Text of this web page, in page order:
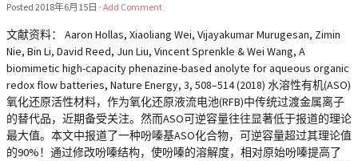
Posted 2018年6月15日 · Add Comment
文献资料： Aaron Hollas, Xiaoliang Wei, Vijayakumar Murugesan, Zimin
Nie, Bin Li, David Reed, Jun Liu, Vincent Sprenkle & Wei Wang, A
biomimetic high-capacity phenazine-based anolyte for aqueous organic
redox flow batteries, Nature Energy, 3, 508–514 (2018) 水溶性有机(ASO)
氧化还原活性材料，作为氧化还原液流电池(RFB)中传统过渡金属离子
的替代品，近期备受关注。然而ASO可逆容量往往显著低于报道的理论
最大值。本文中报道了一种吩嗪基ASO化合物，可逆容量超过其理论值
的90%！通过修改吩嗪结构，使吩嗪的溶解度，相对原始吩嗪提高了